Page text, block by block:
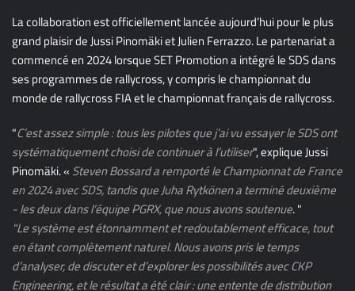
La collaboration est officiellement lancée aujourd’hui pour le plus
grand plaisir de Jussi Pinomäki et Julien Ferrazzo. Le partenariat a
commencé en 2024 lorsque SET Promotion a intégré le SDS dans
ses programmes de rallycross, y compris le championnat du
monde de rallycross FIA et le championnat français de rallycross.
"C’est assez simple : tous les pilotes que j’ai vu essayer le SDS ont
systématiquement choisi de continuer à l’utiliser", explique Jussi
Pinomäki. « Steven Bossard a remporté le Championnat de France
en 2024 avec SDS, tandis que Juha Rytkönen a terminé deuxième
- les deux dans l’équipe PGRX, que nous avons soutenue. "
"Le système est étonnamment et redoutablement efficace, tout
en étant complètement naturel. Nous avons pris le temps
d’analyser, de discuter et d’explorer les possibilités avec CKP
Engineering, et le résultat a été clair : une entente de distribution